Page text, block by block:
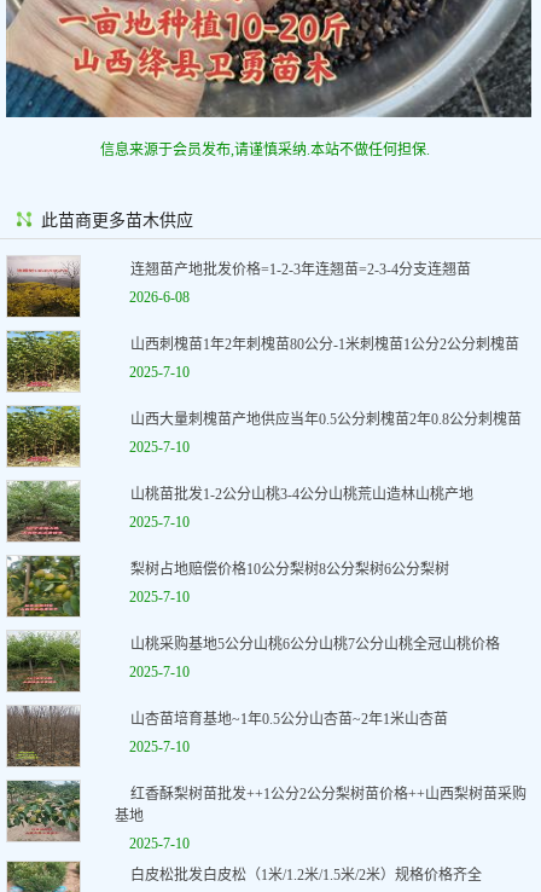
信息来源于会员发布,请谨慎采纳.本站不做任何担保.
此苗商更多苗木供应
连翘苗产地批发价格=1-2-3年连翘苗=2-3-4分支连翘苗
2026-6-08
山西刺槐苗1年2年刺槐苗80公分-1米刺槐苗1公分2公分刺槐苗
2025-7-10
山西大量刺槐苗产地供应当年0.5公分刺槐苗2年0.8公分刺槐苗
2025-7-10
山桃苗批发1-2公分山桃3-4公分山桃荒山造林山桃产地
2025-7-10
梨树占地赔偿价格10公分梨树8公分梨树6公分梨树
2025-7-10
山桃采购基地5公分山桃6公分山桃7公分山桃全冠山桃价格
2025-7-10
山杏苗培育基地~1年0.5公分山杏苗~2年1米山杏苗
2025-7-10
红香酥梨树苗批发++1公分2公分梨树苗价格++山西梨树苗采购
基地
2025-7-10
白皮松批发白皮松（1米/1.2米/1.5米/2米）规格价格齐全